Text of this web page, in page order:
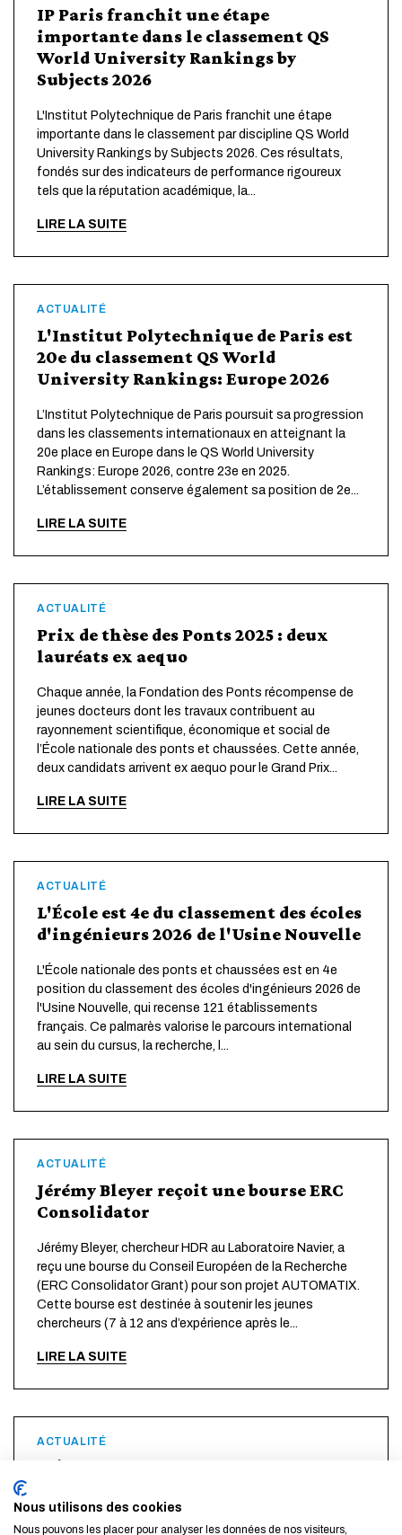
IP Paris franchit une étape
importante dans le classement QS
World University Rankings by
Subjects 2026
L'Institut Polytechnique de Paris franchit une étape
importante dans le classement par discipline QS World
University Rankings by Subjects 2026. Ces résultats,
fondés sur des indicateurs de performance rigoureux
tels que la réputation académique, la...
LIRE LA SUITE
ACTUALITÉ
L'Institut Polytechnique de Paris est
20e du classement QS World
University Rankings: Europe 2026
L’Institut Polytechnique de Paris poursuit sa progression
dans les classements internationaux en atteignant la
20e place en Europe dans le QS World University
Rankings: Europe 2026, contre 23e en 2025.
L’établissement conserve également sa position de 2e...
LIRE LA SUITE
ACTUALITÉ
Prix de thèse des Ponts 2025 : deux
lauréats ex aequo
Chaque année, la Fondation des Ponts récompense de
jeunes docteurs dont les travaux contribuent au
rayonnement scientifique, économique et social de
l’École nationale des ponts et chaussées. Cette année,
deux candidats arrivent ex aequo pour le Grand Prix...
LIRE LA SUITE
ACTUALITÉ
L'École est 4e du classement des écoles
d'ingénieurs 2026 de l'Usine Nouvelle
L'École nationale des ponts et chaussées est en 4e
position du classement des écoles d'ingénieurs 2026 de
l'Usine Nouvelle, qui recense 121 établissements
français. Ce palmarès valorise le parcours international
au sein du cursus, la recherche, l...
LIRE LA SUITE
ACTUALITÉ
Jérémy Bleyer reçoit une bourse ERC
Consolidator
Jérémy Bleyer, chercheur HDR au Laboratoire Navier, a
reçu une bourse du Conseil Européen de la Recherche
(ERC Consolidator Grant) pour son projet AUTOMATIX.
Cette bourse est destinée à soutenir les jeunes
chercheurs (7 à 12 ans d’expérience après le...
LIRE LA SUITE
ACTUALITÉ
transition écologique
Nous utilisons des cookies
Nous pouvons les placer pour analyser les données de nos visiteurs,